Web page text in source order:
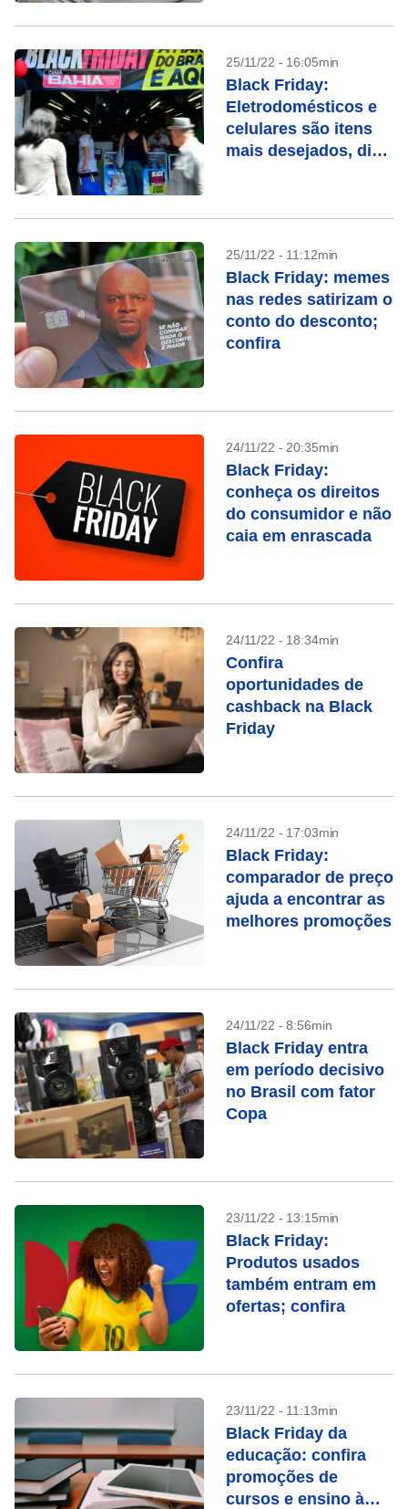
25/11/22 - 16:05min
Black Friday:
Eletrodomésticos e
celulares são itens
mais desejados, diz
25/11/22 - 11:12min
Black Friday: memes
nas redes satirizam o
conto do desconto;
confira
24/11/22 - 20:35min
Black Friday:
conheça os direitos
do consumidor e não
caia em enrascada
24/11/22 - 18:34min
Confira
oportunidades de
cashback na Black
Friday
24/11/22 - 17:03min
Black Friday:
comparador de preço
ajuda a encontrar as
melhores promoções
24/11/22 - 8:56min
Black Friday entra
em período decisivo
no Brasil com fator
Copa
23/11/22 - 13:15min
Black Friday:
Produtos usados
também entram em
ofertas; confira
23/11/22 - 11:13min
Black Friday da
educação: confira
promoções de
cursos e ensino à